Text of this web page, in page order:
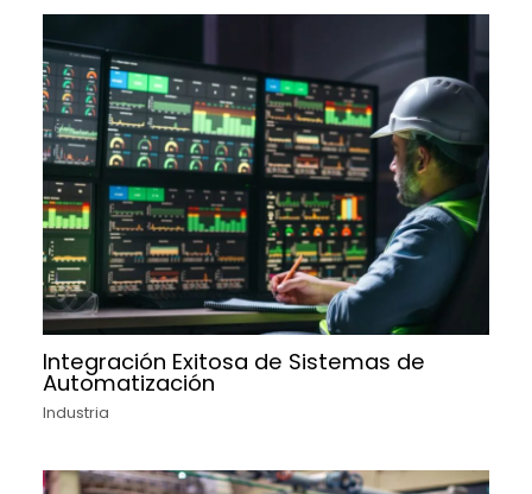
Integración Exitosa de Sistemas de
Automatización
Industria